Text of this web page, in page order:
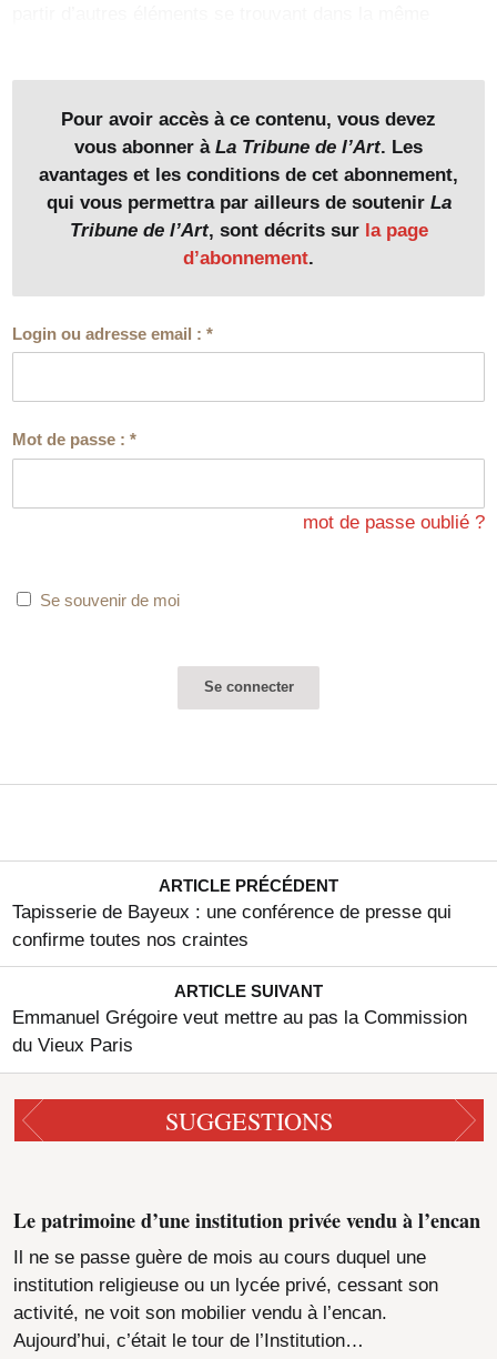
Pour avoir accès à ce contenu, vous devez
vous abonner à La Tribune de l’Art. Les
avantages et les conditions de cet abonnement,
qui vous permettra par ailleurs de soutenir La
Tribune de l’Art, sont décrits sur la page
d’abonnement.
Login ou adresse email :*
Mot de passe :*
mot de passe oublié ?
Se souvenir de moi
ARTICLE PRÉCÉDENT
Tapisserie de Bayeux : une conférence de presse qui
confirme toutes nos craintes
ARTICLE SUIVANT
Emmanuel Grégoire veut mettre au pas la Commission
du Vieux Paris
SUGGESTIONS
Le patrimoine d’une institution privée vendu à l’encan
Il ne se passe guère de mois au cours duquel une
institution religieuse ou un lycée privé, cessant son
activité, ne voit son mobilier vendu à l’encan.
Aujourd’hui, c’était le tour de l’Institution…